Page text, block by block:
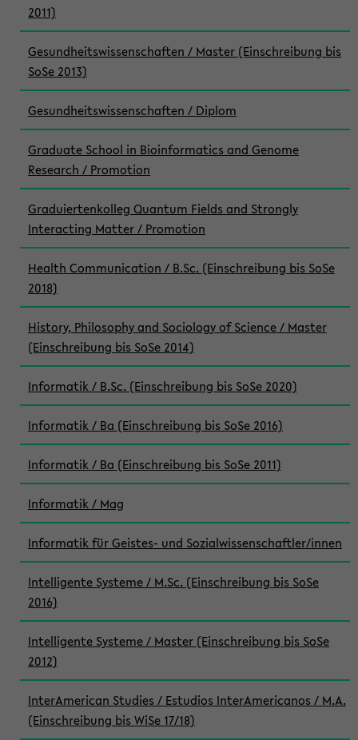
2011)
Gesundheitswissenschaften / Master (Einschreibung bis
SoSe 2013)
Gesundheitswissenschaften / Diplom
Graduate School in Bioinformatics and Genome
Research / Promotion
Graduiertenkolleg Quantum Fields and Strongly
Interacting Matter / Promotion
Health Communication / B.Sc. (Einschreibung bis SoSe
2018)
History, Philosophy and Sociology of Science / Master
(Einschreibung bis SoSe 2014)
Informatik / B.Sc. (Einschreibung bis SoSe 2020)
Informatik / Ba (Einschreibung bis SoSe 2016)
Informatik / Ba (Einschreibung bis SoSe 2011)
Informatik / Mag
Informatik für Geistes- und Sozialwissenschaftler/innen
Intelligente Systeme / M.Sc. (Einschreibung bis SoSe
2016)
Intelligente Systeme / Master (Einschreibung bis SoSe
2012)
InterAmerican Studies / Estudios InterAmericanos / M.A.
(Einschreibung bis WiSe 17/18)